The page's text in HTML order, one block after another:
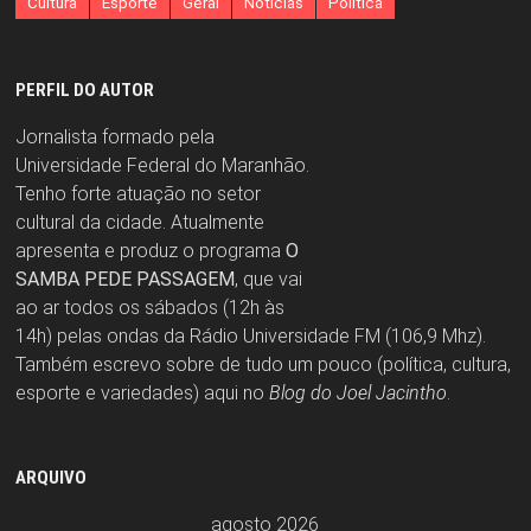
PERFIL DO AUTOR
Jornalista formado pela
Universidade Federal do Maranhão.
Tenho forte atuação no setor
cultural da cidade. Atualmente
apresenta e produz o programa O
SAMBA PEDE PASSAGEM, que vai
ao ar todos os sábados (12h às
14h) pelas ondas da Rádio Universidade FM (106,9 Mhz).
Também escrevo sobre de tudo um pouco (política, cultura,
esporte e variedades) aqui no Blog do Joel Jacintho
ARQUIVO
agosto 2026